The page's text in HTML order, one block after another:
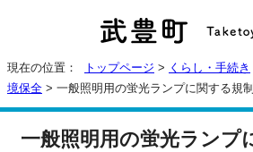
現在の位置： トップページ > くらし・手続き
境保全 > 一般照明用の蛍光ランプに関する規制
一般照明用の蛍光ランプ